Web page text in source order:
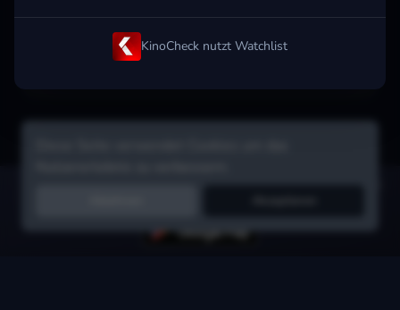
Filme in Sekunden merken, Tipps von
KinoCheck nutzt Watchlist